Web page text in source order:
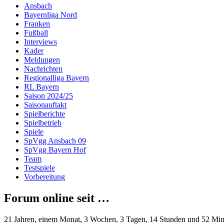
Ansbach
Bayernliga Nord
Franken
Fußball
Interviews
Kader
Meldungen
Nachrichten
Regionalliga Bayern
RL Bayern
Saison 2024/25
Saisonauftakt
Spielberichte
Spielbetrieb
Spiele
SpVgg Ansbach 09
SpVgg Bayern Hof
Team
Testspiele
Vorbereitung
Forum online seit …
21 Jahren, einem Monat, 3 Wochen, 3 Tagen, 14 Stunden und 52